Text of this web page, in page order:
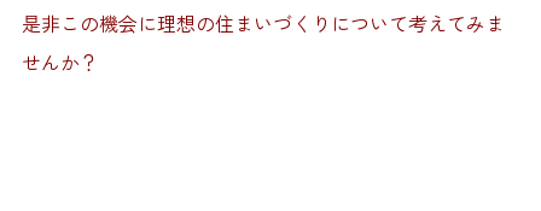
是非この機会に理想の住まいづくりについて考えてみま
せんか？